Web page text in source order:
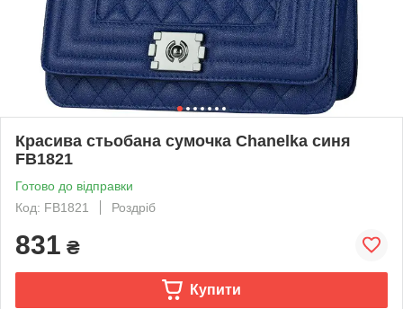
Красива стьобана сумочка Chanelka синя
FB1821
Готово до відправки
Код: FB1821
Роздріб
831 ₴
Купити